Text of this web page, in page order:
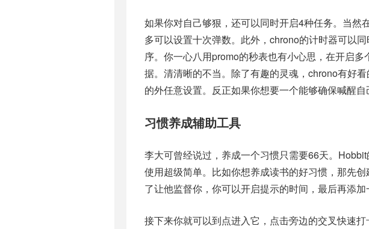
如果你对自己够狠，还可以同时开启4种任务。当
多可以设置十次弹数。此外，chrono的计时器可以
序。你一心八用promo的秒表也有小心思，在开启
据。清清晰的不当。除了有趣的灵魂，chrono有好
的外任意设置。反正如果你想要一个能够确保喊醒自
习惯养成辅助工具
李大可曾经说过，养成一个习惯只需要66天。
使用超级简单。比如你想养成读书的好习惯，那先
了让他监督你，你可以开启提示的时间，最后再添加
接下来你就可以到点进入它，点击旁边的交叉快速